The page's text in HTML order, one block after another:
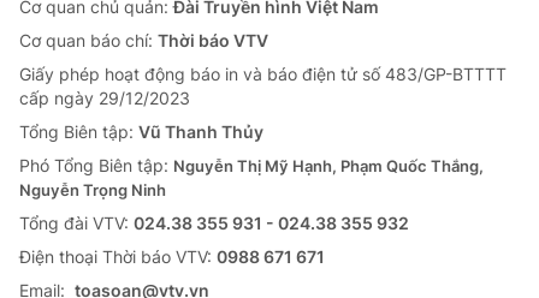
Cơ quan chủ quản:Đài Truyền hình Việt Nam
Cơ quan báo chí: Thời báo VTV
Giấy phép hoạt động báo in và báo điện tử số 483/GP-BTTTT
cấp ngày 29/12/2023
Tổng Biên tập: Vũ Thanh Thủy
Phó Tổng Biên tập: Nguyễn Thị Mỹ Hạnh, Phạm Quốc Thắng,
Nguyễn Trọng Ninh
Tổng đài VTV: 024.38 355 931 - 024.38 355 932
Ðiện thoại Thời báo VTV: 0988 671 671
Email: toasoan@vtv.vn